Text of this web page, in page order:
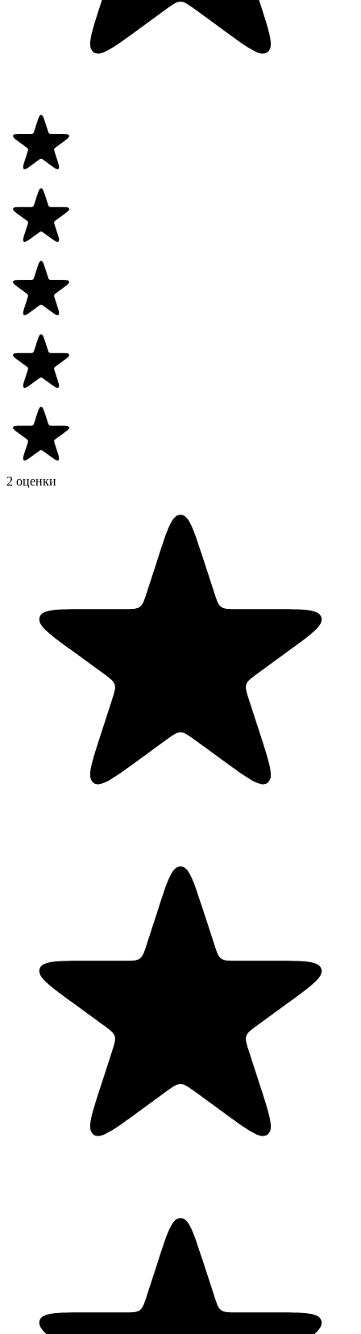
2 оценки